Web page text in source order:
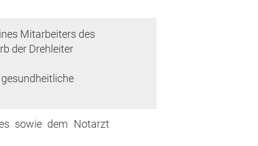
Mitarbeiters des
der Drehleiter
sowie dem Notarzt